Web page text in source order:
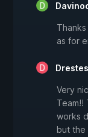
as for
Very
Team!!
works
but the